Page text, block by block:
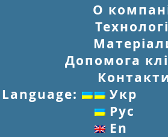
О
Допомога
Language:
Укр
Рус
En